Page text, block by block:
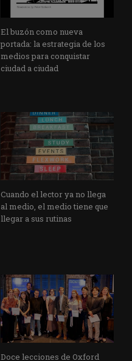
El buzón como nueva
portada: la estrategia de los
medios para conquistar
ciudad a ciudad
Cuando el lector ya no llega
al medio, el medio tiene que
llegar a sus rutinas
Doce lecciones de Oxford